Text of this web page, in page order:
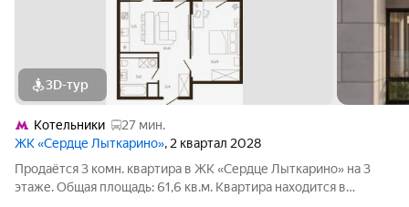
3D-тур
Котельники
27 мин.
ЖК «Сердце Лыткарино», 2 квартал 2028
Продаётся 3 комн. квартира в ЖК «Сердце Лыткарино» на 3
этаже. Общая площадь: 61,6 кв.м. Квартира находится в